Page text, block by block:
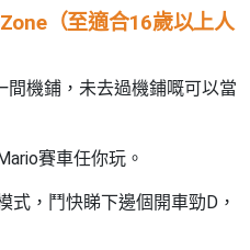
（至適合16歲以上人
間機鋪，未去過機鋪嘅可以當
賽車任你玩。
式，鬥快睇下邊個開車勁D，